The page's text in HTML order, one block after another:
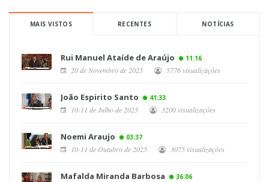
MAIS VISTOS RECENTES NOTÍCIAS
Rui Manuel Ataíde de Araújo 11:16
20 de Novembro de 2025 5776 visualizações
João Espirito Santo 41:33
10-11 de Julho de 2025 3200 visualizações
Noemi Araujo 03:37
10-11 de Outubro de 2025 3075 visualizações
Mafalda Miranda Barbosa 36:06